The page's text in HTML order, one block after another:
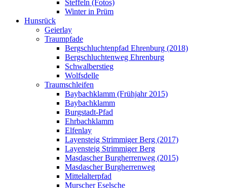
Steffeln (Fotos)
Winter in Prüm
Hunsrück
Geierlay
Traumpfade
Bergschluchtenpfad Ehrenburg (2018)
Bergschluchtenweg Ehrenburg
Schwalberstieg
Wolfsdelle
Traumschleifen
Baybachklamm (Frühjahr 2015)
Baybachklamm
Burgstadt-Pfad
Ehrbachklamm
Elfenlay
Layensteig Strimmiger Berg (2017)
Layensteig Strimmiger Berg
Masdascher Burgherrenweg (2015)
Masdascher Burgherrenweg
Mittelalterpfad
Murscher Eselsche